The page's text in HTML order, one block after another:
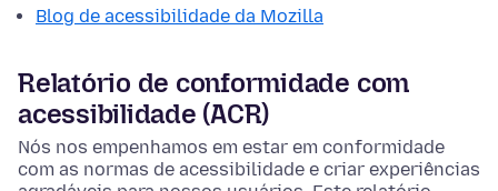
Blog de acessibilidade da Mozilla
Relatório de conformidade com
acessibilidade (ACR)
Nós nos empenhamos em estar em conformidade
com as normas de acessibilidade e criar experiências